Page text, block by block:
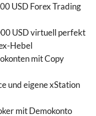
USD Forex Trading
USD virtuell perfekt
Hebel
mit Copy
und eigene xStation
mit Demokonto